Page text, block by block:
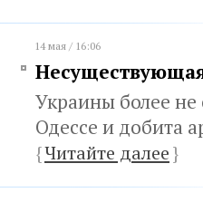
14 мая / 16:06
Украины более не
Одессе и добита
{Читайте далее}